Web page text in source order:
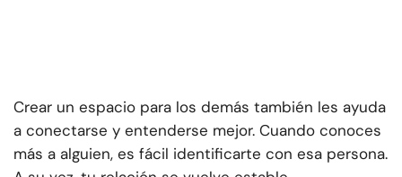
Crear un espacio para los demás también les ayuda
a conectarse y entenderse mejor. Cuando conoces
más a alguien, es fácil identificarte con esa persona.